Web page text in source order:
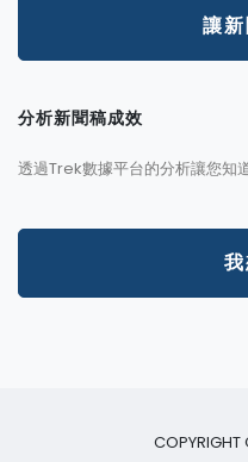
讓
分析新聞稿成效
透過Trek數據平台的分析讓您知